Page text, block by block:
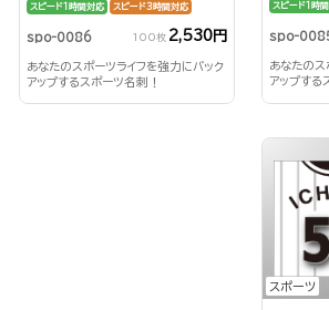
スピード1時間対応 スピード3時間対応
spo-0086 100枚 2,530円
あなたのスポーツライフを強力にバック
アップするスポーツ名刺！
スピード1時
spo-
あなたのス
アップする
スポーツ